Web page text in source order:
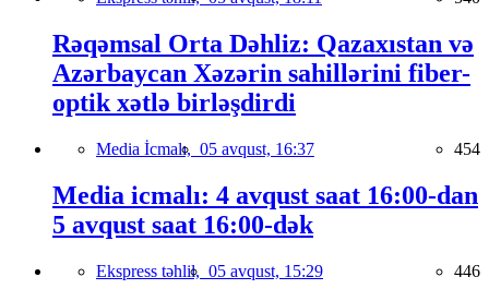
Rəqəmsal Orta Dəhliz: Qazaxıstan və
Azərbaycan Xəzərin sahillərini fiber-
optik xətlə birləşdirdi
Media İcmalı, 05 avqust, 16:37 454
Media icmalı: 4 avqust saat 16:00-dan
5 avqust saat 16:00-dək
Ekspress təhlil, 05 avqust, 15:29 446